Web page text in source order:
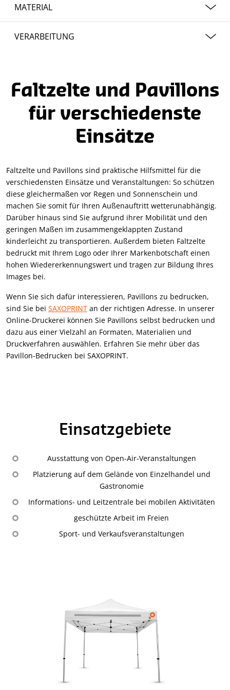
MATERIAL
VERARBEITUNG
Faltzelte und Pavillons
für verschiedenste
Einsätze
Faltzelte und Pavillons sind praktische Hilfsmittel für die
verschiedensten Einsätze und Veranstaltungen: So schützen
diese gleichermaßen vor Regen und Sonnenschein und
machen Sie somit für Ihren Außenauftritt wetterunabhängig.
Darüber hinaus sind Sie aufgrund ihrer Mobilität und den
geringen Maßen im zusammengeklappten Zustand
kinderleicht zu transportieren. Außerdem bieten Faltzelte
bedruckt mit Ihrem Logo oder Ihrer Markenbotschaft einen
hohen Wiedererkennungswert und tragen zur Bildung Ihres
Images bei.
Wenn Sie sich dafür interessieren, Pavillons zu bedrucken,
sind Sie bei SAXOPRINT an der richtigen Adresse. In unserer
Online-Druckerei können Sie Pavillons selbst bedrucken und
dazu aus einer Vielzahl an Formaten, Materialien und
Druckverfahren auswählen. Erfahren Sie mehr über das
Pavillon-Bedrucken bei SAXOPRINT.
Einsatzgebiete
Ausstattung von Open-Air-Veranstaltungen
Platzierung auf dem Gelände von Einzelhandel und
Gastronomie
Informations- und Leitzentrale bei mobilen Aktivitäten
geschützte Arbeit im Freien
Sport- und Verkaufsveranstaltungen